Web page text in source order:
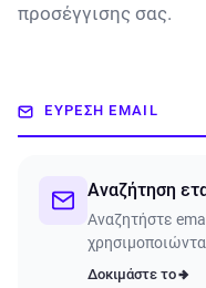
προσέγγισης σας.
ΕΎΡΕΣΗ EMAIL
Αναζήτηση
Αναζητήστε
Δοκιμάστε το